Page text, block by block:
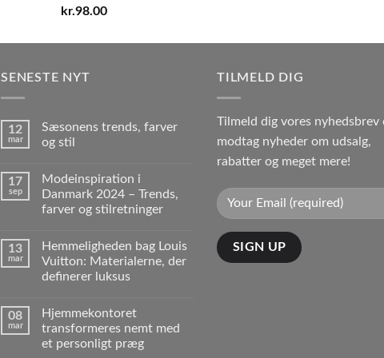
kr.98.00
SENESTE NYT
12
mar
Sæsonens trends, farver
og stil
17
sep
Modeinspiration i
Danmark 2024 – Trends,
farver og stilretninger
13
mar
Hemmeligheden bag Louis
Vuitton: Materialerne, der
definerer luksus
08
mar
Hjemmekontoret
transformeres nemt med
et personligt præg
TILMELD DIG
Tilmeld dig vores nyhedsbrev
modtag nyheder om udsalg,
rabatter og meget mere!